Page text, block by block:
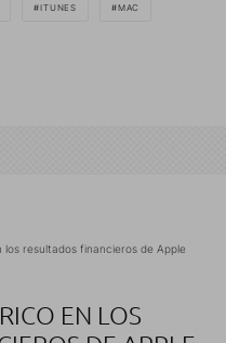
ITUNES MAC
los resultados financieros de Apple
EN LOS